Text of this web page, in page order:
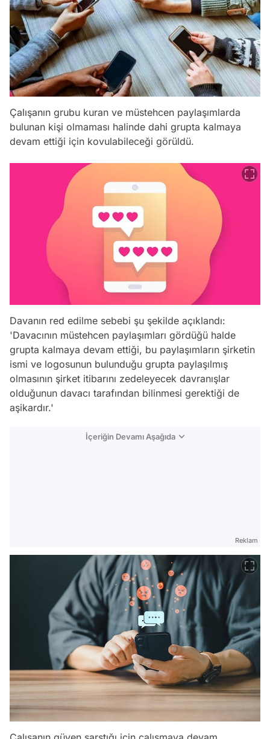
Çalışanın grubu kuran ve müstehcen paylaşımlarda
bulunan kişi olmaması halinde dahi grupta kalmaya
devam ettiği için kovulabileceği görüldü.
Davanın red edilme sebebi şu şekilde açıklandı:
'Davacının müstehcen paylaşımları gördüğü halde
grupta kalmaya devam ettiği, bu paylaşımların şirketin
ismi ve logosunun bulunduğu grupta paylaşılmış
olmasının şirket itibarını zedeleyecek davranışlar
olduğunun davacı tarafından bilinmesi gerektiği de
aşikardır.'
İçeriğin Devamı Aşağıda
Reklam